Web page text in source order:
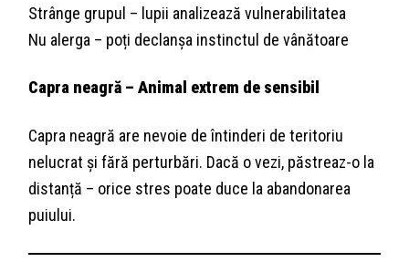
Strânge grupul – lupii analizează vulnerabilitatea
Nu alerga – poți declanșa instinctul de vânătoare
Capra neagră – Animal extrem de sensibil
Capra neagră are nevoie de întinderi de teritoriu
nelucrat și fără perturbări. Dacă o vezi, păstreaz-o la
distanță – orice stres poate duce la abandonarea
puiului.